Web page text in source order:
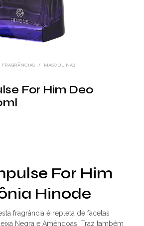
FRAGRÂNCIAS / MASCULINAS
For Him Deo
For Him
Hinode
fragrância é repleta de facetas
Negra e Amêndoas. Traz também